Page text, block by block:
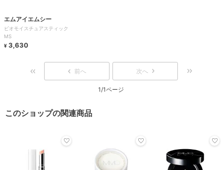
エムアイエムシー
ビオモイスチュアスティック
MS
¥ 3,630
前へ 次へ
1/1ページ
このショップの関連商品